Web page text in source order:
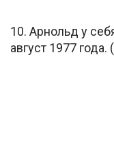
10. Арнольд у
август 1977